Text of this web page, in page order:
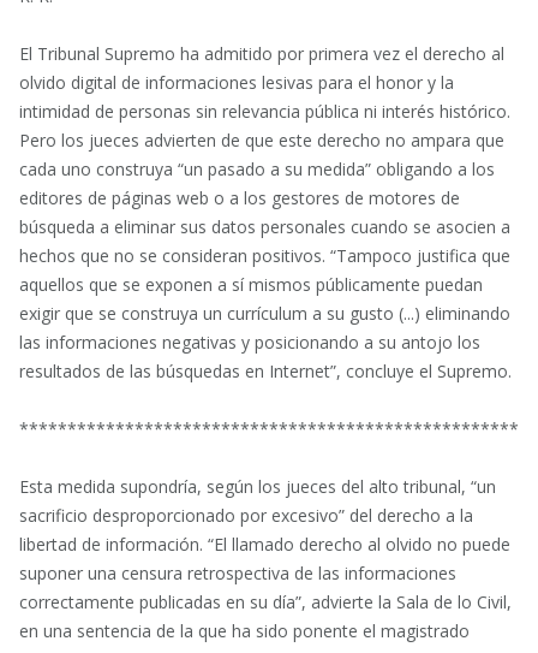
El Tribunal Supremo ha admitido por primera vez el derecho al
olvido digital de informaciones lesivas para el honor y la
intimidad de personas sin relevancia pública ni interés histórico.
Pero los jueces advierten de que este derecho no ampara que
cada uno construya “un pasado a su medida” obligando a los
editores de páginas web o a los gestores de motores de
búsqueda a eliminar sus datos personales cuando se asocien a
hechos que no se consideran positivos. “Tampoco justifica que
aquellos que se exponen a sí mismos públicamente puedan
exigir que se construya un currículum a su gusto (...) eliminando
las informaciones negativas y posicionando a su antojo los
resultados de las búsquedas en Internet”, concluye el Supremo.
Esta medida supondría, según los jueces del alto tribunal, “un
sacrificio desproporcionado por excesivo” del derecho a la
libertad de información. “El llamado derecho al olvido no puede
suponer una censura retrospectiva de las informaciones
correctamente publicadas en su día”, advierte la Sala de lo Civil,
en una sentencia de la que ha sido ponente el magistrado